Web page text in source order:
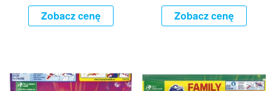
Zobacz cenę Zobacz cenę